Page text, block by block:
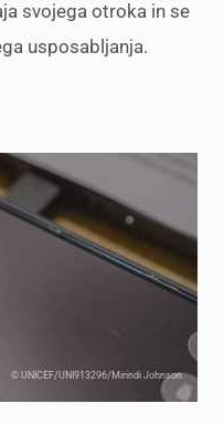
svojega otroka in se
usposabljanja.
© UNICEF/UNI913296/Mirindi Johnson